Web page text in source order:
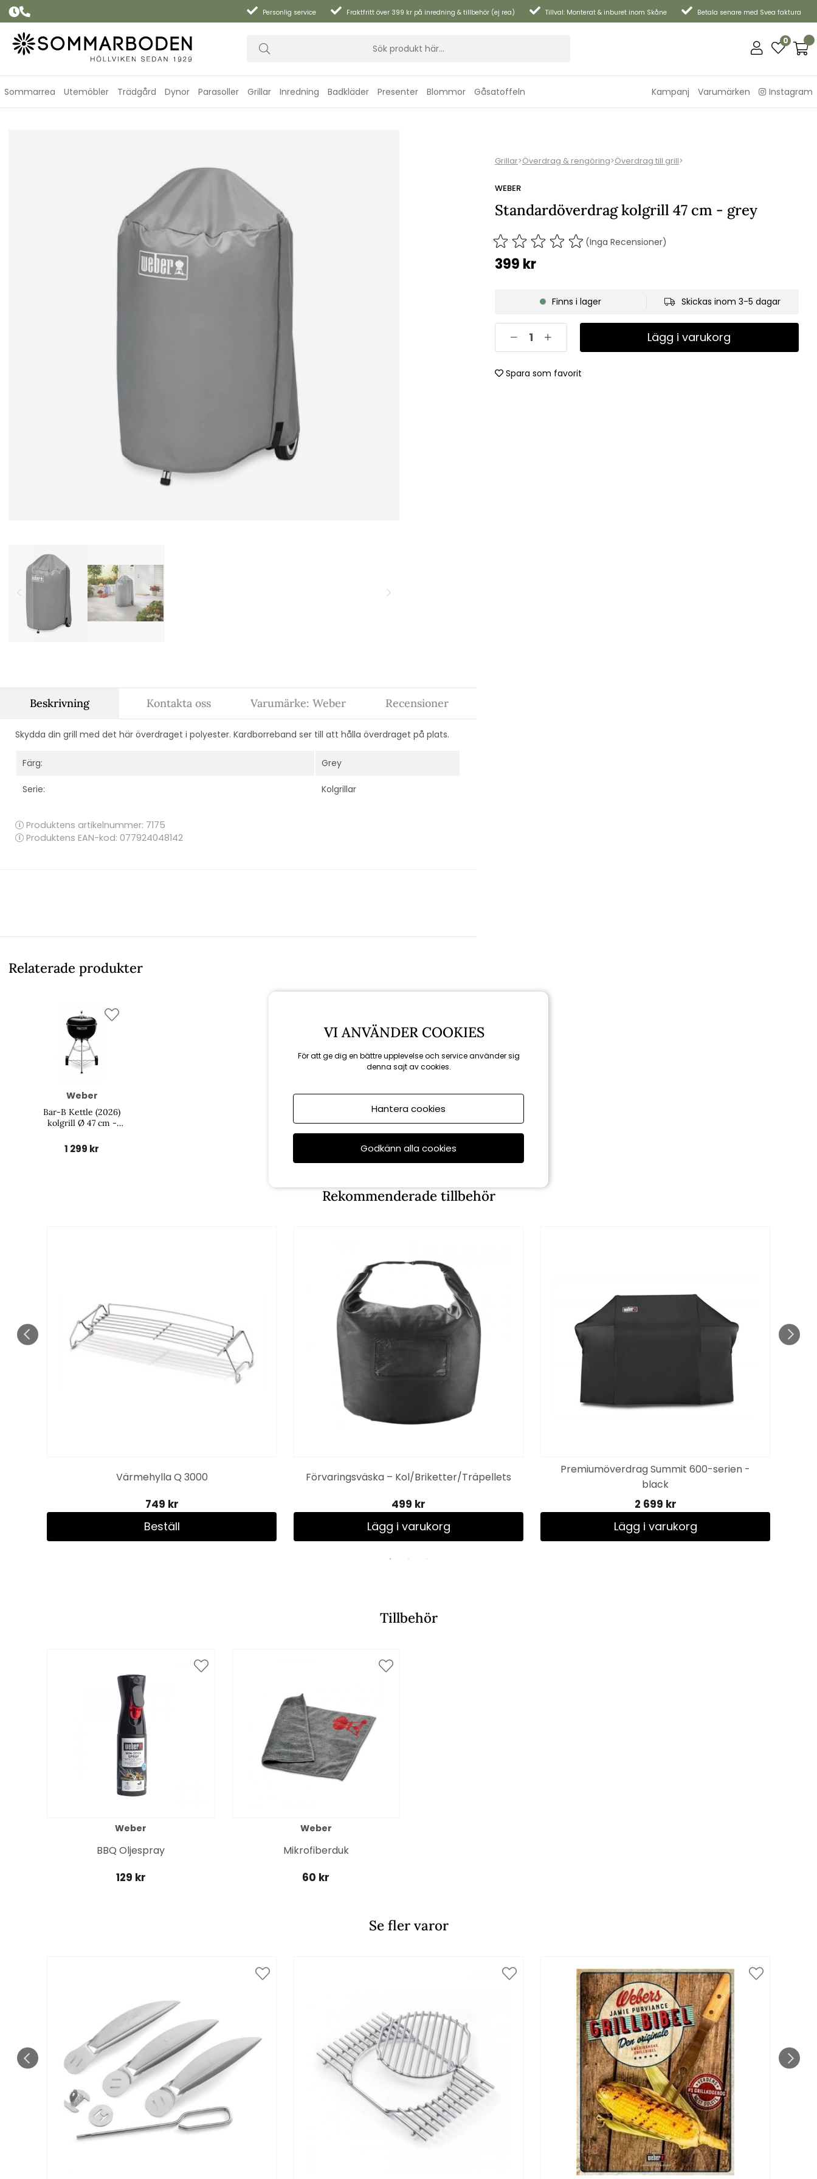
Personlig service Fraktfritt över 399 kr på inredning & tillbehör (ej rea) Tillval: Monterat & inburet inom Skåne Betala senare med Svea faktura
0
Sommarrea Utemöbler Trädgård Dynor Parasoller Grillar Inredning Badkläder Presenter Blommor Gåsatoffeln Kampanj Varumärken Instagram
Grillar>Överdrag & rengöring>Överdrag till grill>
WEBER
Standardöverdrag kolgrill 47 cm - grey
(Inga Recensioner)
399 kr
Finns i lager Skickas inom 3-5 dagar
Lägg i varukorg
Spara som favorit
Beskrivning
Skydda din grill med det här överdraget i polyester. Kardborreband ser till att hålla överdraget på plats.
Färg: Grey
Serie: Kolgrillar
Produktens artikelnummer: 7175
Produktens EAN-kod: 077924048142
Kontakta oss Varumärke: Weber Recensioner
Relaterade produkter
Weber
Bar-B Kettle (2026)
kolgrill Ø 47 cm -
1 299 kr
Rekommenderade tillbehör
Värmehylla Q 3000
749 kr
Beställ
Förvaringsväska – Kol/Briketter/Träpellets
499 kr
Lägg i varukorg
Premiumöverdrag Summit 600-serien -
black
2 699 kr
Lägg i varukorg
Tillbehör
Weber
BBQ Oljespray
129 kr
Weber
Mikrofiberduk
60 kr
Se fler varor
VI ANVÄNDER COOKIES
För att ge dig en bättre upplevelse och service använder sig
denna sajt av cookies.
Hantera cookies
Godkänn alla cookies